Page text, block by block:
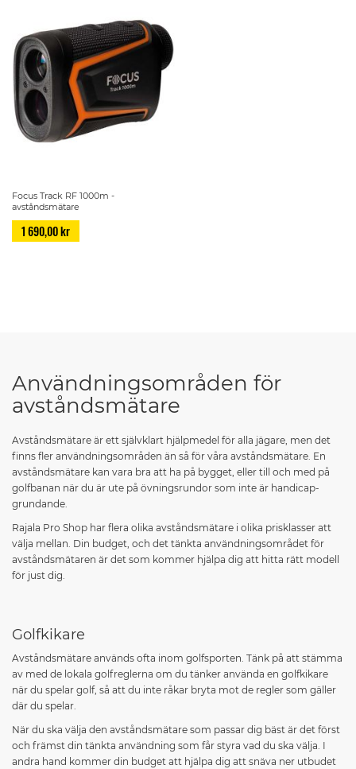
Focus Track RF 1000m -
avståndsmätare
1 690,00 kr
Användningsområden för
avståndsmätare
Avståndsmätare är ett självklart hjälpmedel för alla jägare, men det
finns fler användningsområden än så för våra avståndsmätare. En
avståndsmätare kan vara bra att ha på bygget, eller till och med på
golfbanan när du är ute på övningsrundor som inte är handicap-
grundande.
Rajala Pro Shop har flera olika avståndsmätare i olika prisklasser att
välja mellan. Din budget, och det tänkta användningsområdet för
avståndsmätaren är det som kommer hjälpa dig att hitta rätt modell
för just dig.
Golfkikare
Avståndsmätare används ofta inom golfsporten. Tänk på att stämma
av med de lokala golfreglerna om du tänker använda en golfkikare
när du spelar golf, så att du inte råkar bryta mot de regler som gäller
där du spelar.
När du ska välja den avståndsmätare som passar dig bäst är det först
och främst din tänkta användning som får styra vad du ska välja. I
andra hand kommer din budget att hjälpa dig att snäva ner utbudet